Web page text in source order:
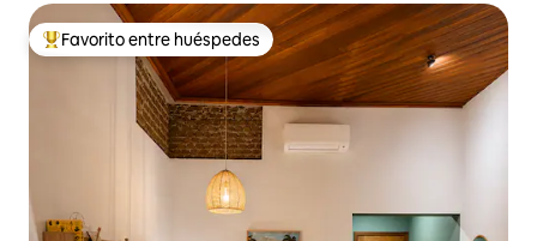
Favorito entre huéspedes preferido
Favorito entre huéspedes